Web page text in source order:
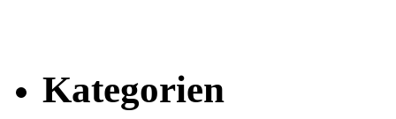
Kategorien